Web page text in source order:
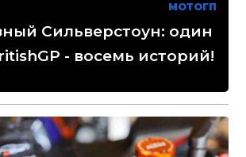
МОТОГП
Сильверстоун: один
- восемь историй!